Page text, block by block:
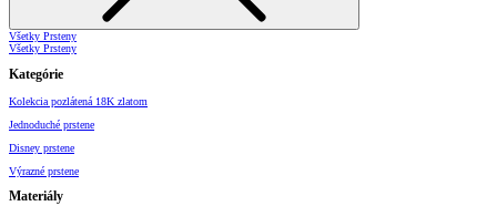
Všetky Prsteny
Všetky Prsteny
Kategórie
Kolekcia pozlátená 18K zlatom
Jednoduché prstene
Disney prstene
Výrazné prstene
Materiály